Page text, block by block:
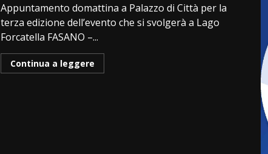
Appuntamento domattina a Palazzo di Città per la
terza edizione dell’evento che si svolgerà a Lago
Forcatella FASANO –...
Continua a leggere